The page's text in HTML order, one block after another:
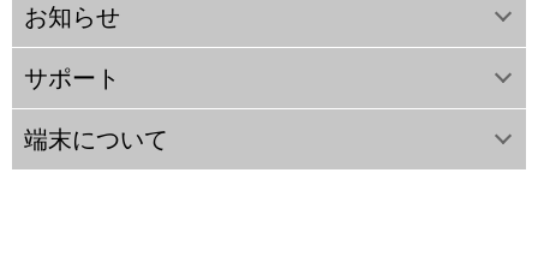
お知らせ
サポート
端末について